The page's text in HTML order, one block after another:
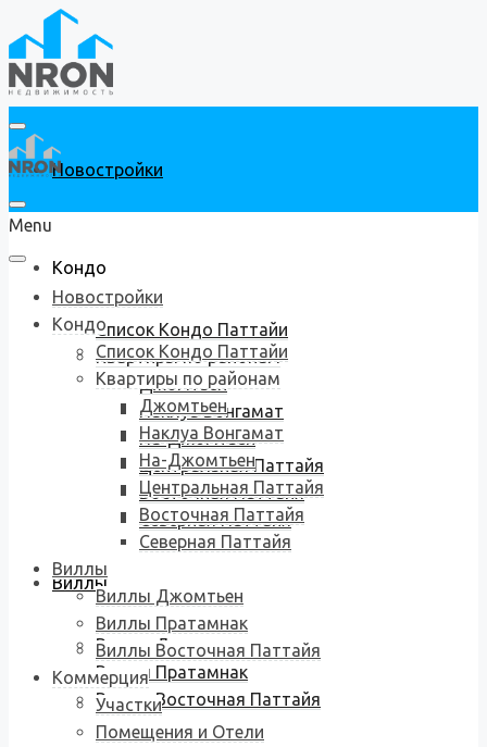
Новостройки
Кондо
Список Кондо Паттайи
Квартиры по районам
Джомтьен
Наклуа Вонгамат
На-Джомтьен
Центральная Паттайя
Восточная Паттайя
Северная Паттайя
Виллы
Виллы Джомтьен
Виллы Пратамнак
Виллы Восточная Паттайя
Menu
Новостройки
Кондо
Список Кондо Паттайи
Квартиры по районам
Джомтьен
Наклуа Вонгамат
На-Джомтьен
Центральная Паттайя
Восточная Паттайя
Северная Паттайя
Виллы
Виллы Джомтьен
Виллы Пратамнак
Виллы Восточная Паттайя
Коммерция
Участки
Помещения и Отели